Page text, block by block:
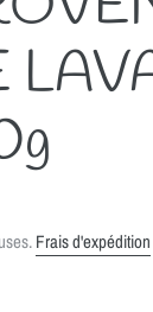
Frais d'expédition